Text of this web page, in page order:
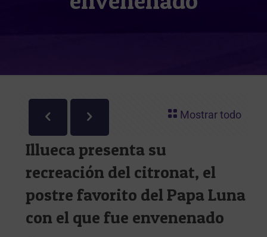
Mostrar todo
Illueca presenta su
recreación del citronat, el
postre favorito del Papa Luna
con el que fue envenenado